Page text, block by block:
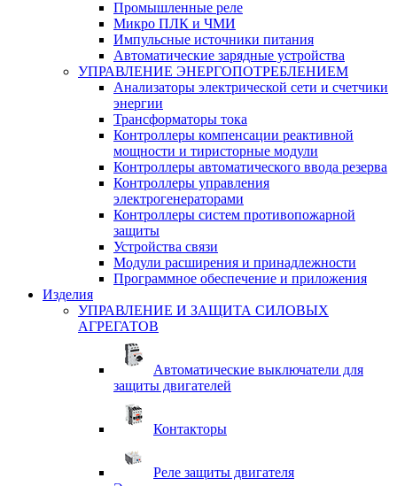
Промышленные реле
Микро ПЛК и ЧМИ
Импульсные источники питания
Автоматические зарядные устройства
УПРАВЛЕНИЕ ЭНЕРГОПОТРЕБЛЕНИЕМ
Анализаторы электрической сети и счетчики
энергии
Трансформаторы тока
Контроллеры компенсации реактивной
мощности и тиристорные модули
Контроллеры автоматического ввода резерва
Контроллеры управления
электрогенераторами
Контроллеры систем противопожарной
защиты
Устройства связи
Модули расширения и принадлежности
Программное обеспечение и приложения
Изделия
УПРАВЛЕНИЕ И ЗАЩИТА СИЛОВЫХ
АГРЕГАТОВ
Автоматические выключатели для
защиты двигателей
Контакторы
Реле защиты двигателя